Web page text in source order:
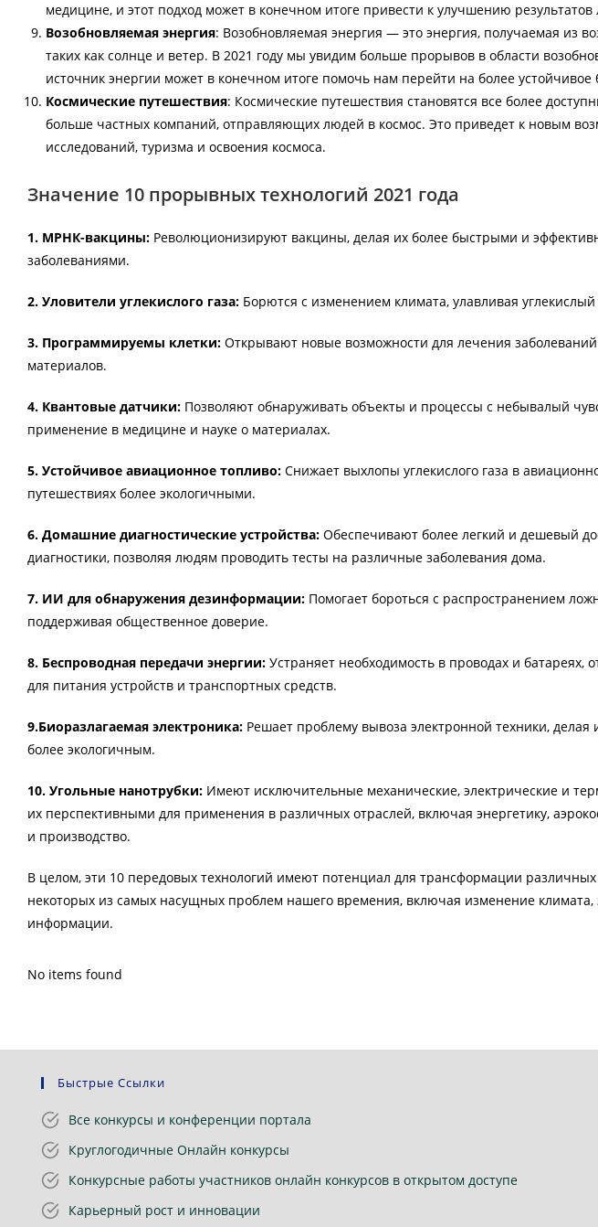
медицине, и этот подход может в конечном итоге привести к улучшению
Возобновляемая энергия: Возобновляемая энергия — это энергия, получаемая из
таких как солнце и ветер. В 2021 году мы увидим больше прорывов в области
источник энергии может в конечном итоге помочь нам перейти на более устойчивое
Космические путешествия: Космические путешествия становятся все более
больше частных компаний, отправляющих людей в космос. Это приведет к новым
исследований, туризма и освоения космоса.
Значение 10 прорывных технологий 2021 года
1. МРНК-вакцины: Революционизируют вакцины, делая их более быстрыми и
заболеваниями.
2. Уловители углекислого газа: Борются с изменением климата, улавливая
3. Программируемы клетки: Открывают новые возможности для лечения
материалов.
4. Квантовые датчики: Позволяют обнаруживать объекты и процессы с небывалый
применение в медицине и науке о материалах.
5. Устойчивое авиационное топливо: Снижает выхлопы углекислого газа в
путешествиях более экологичными.
6. Домашние диагностические устройства: Обеспечивают более легкий и дешевый
диагностики, позволяя людям проводить тесты на различные заболевания дома.
7. ИИ для обнаружения дезинформации: Помогает бороться с распространением
поддерживая общественное доверие.
8. Беспроводная передачи энергии: Устраняет необходимость в проводах и батареях,
для питания устройств и транспортных средств.
9.Биоразлагаемая электроника: Решает проблему вывоза электронной техники, делая
более экологичным.
10. Угольные нанотрубки: Имеют исключительные механические, электрические и
их перспективными для применения в различных отраслей, включая энергетику,
и производство.
В целом, эти 10 передовых технологий имеют потенциал для трансформации
некоторых из самых насущных проблем нашего времения, включая изменение климата,
информации.
No items found
Быстрые Ссылки
Все конкурсы и конференции портала
Круглогодичные Онлайн конкурсы
Конкурсные работы участников онлайн конкурсов в открытом доступе
Карьерный рост и инновации